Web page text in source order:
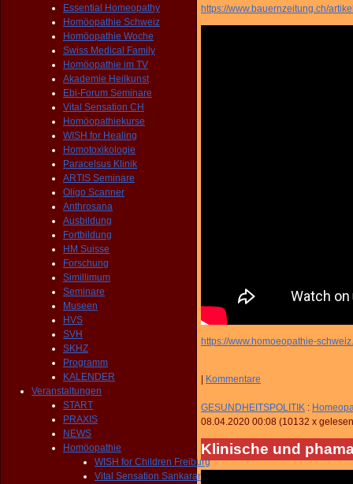
Essential Homeopathy
Homöopathie Schweiz
Homöopathie Woche
Swiss Medical Family
Homöopathie im TV
Akademie Heilkunst
Ebi-Forum Seminare
Vital Sensation CH
Homöopathiekurse
WISH for Healing
Homotoxikologie
Paracelsus Klinik
ARTIS Seminare
Oligo Scanner
Anthrosana
Ausbildung
Fortbildung
HM Suisse
Forschung
Simillimum
Seminare
Museen
HVS
SVH
SKHZ
Programm
KALENDER
Veranstaltungen
START
PRAXIS
NEWS
Homöopathie
WISH for Children Freiburg
Vital Sensation Sankaran
https://www.bauernzeitung.ch/
https://www.homoeopathie-
Kommentare
GESUNDHEITSPOLITIK :
08.04.2020 00:08 (10132 x gelesen
Klinische und